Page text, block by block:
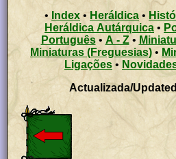
• Index •Heráldica •
Heráldica Autárquica •
Português• A - Z•
Miniaturas (Freguesias) •
Ligações •
Actualizada/